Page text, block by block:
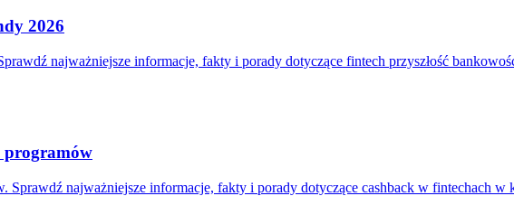
2026
najważniejsze informacje, fakty i porady dotyczące fintech przyszłość
programów
najważniejsze informacje, fakty i porady dotyczące cashback w fintechach w